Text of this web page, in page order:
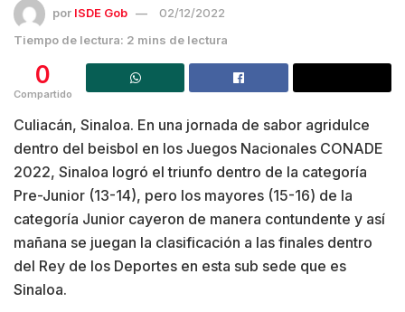
por ISDE Gob
02/12/2022
Tiempo de lectura: 2 mins de lectura
0
Compartido
Culiacán, Sinaloa. En una jornada de sabor agridulce
dentro del beisbol en los Juegos Nacionales CONADE
2022, Sinaloa logró el triunfo dentro de la categoría
Pre-Junior (13-14), pero los mayores (15-16) de la
categoría Junior cayeron de manera contundente y así
mañana se juegan la clasificación a las finales dentro
del Rey de los Deportes en esta sub sede que es
Sinaloa.